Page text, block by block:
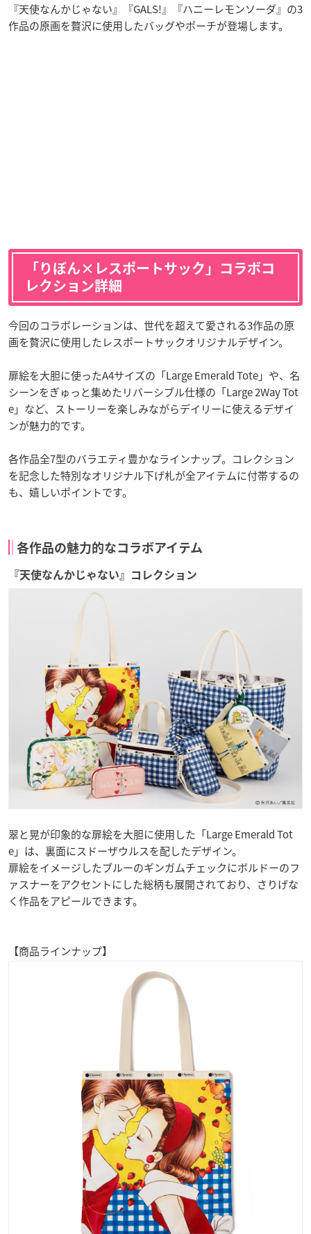
『天使なんかじゃない』『GALS!』『ハニーレモンソーダ』の3
作品の原画を贅沢に使用したバッグやポーチが登場します。
「りぼん×レスポートサック」コラボコ
レクション詳細
今回のコラボレーションは、世代を超えて愛される3作品の原
画を贅沢に使用したレスポートサックオリジナルデザイン。
扉絵を大胆に使ったA4サイズの「Large Emerald Tote」や、名
シーンをぎゅっと集めたリバーシブル仕様の「Large 2Way Tot
e」など、ストーリーを楽しみながらデイリーに使えるデザイ
ンが魅力的です。
各作品全7型のバラエティ豊かなラインナップ。コレクション
を記念した特別なオリジナル下げ札が全アイテムに付帯するの
も、嬉しいポイントです。
各作品の魅力的なコラボアイテム
『天使なんかじゃない』コレクション
翠と晃が印象的な扉絵を大胆に使用した「Large Emerald Tot
e」は、裏面にスドーザウルスを配したデザイン。
扉絵をイメージしたブルーのギンガムチェックにボルドーのフ
ァスナーをアクセントにした総柄も展開されており、さりげな
く作品をアピールできます。
【商品ラインナップ】